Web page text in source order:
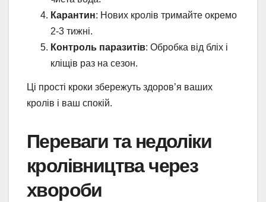
Карантин: Нових кролів тримайте окремо
2-3 тижні.
Контроль паразитів: Обробка від бліх і
кліщів раз на сезон.
Ці прості кроки збережуть здоров’я ваших
кролів і ваш спокій.
Переваги та недоліки
кролівництва через
хвороби